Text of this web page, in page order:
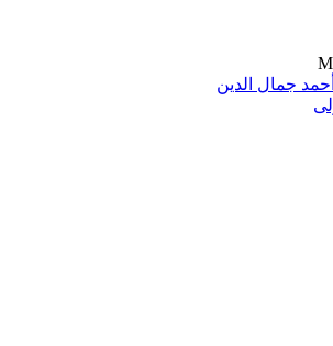
أحمد جمال الدين